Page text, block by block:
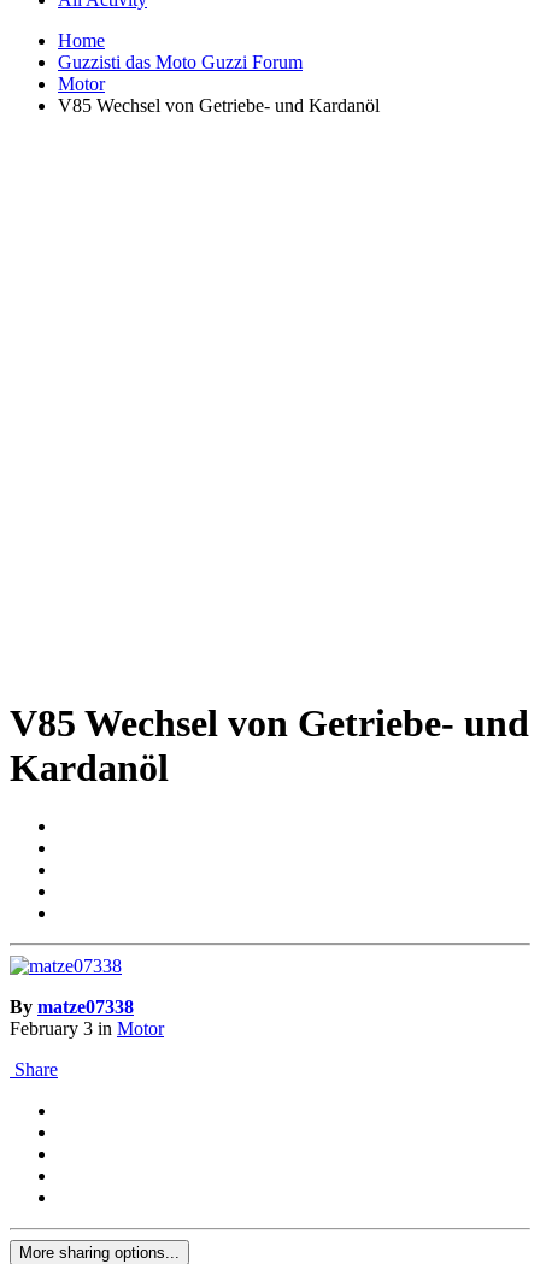
Home
Guzzisti das Moto Guzzi Forum
Motor
V85 Wechsel von Getriebe- und Kardanöl
V85 Wechsel von Getriebe- und
Kardanöl
By matze07338
February 3 in Motor
Share
More sharing options...